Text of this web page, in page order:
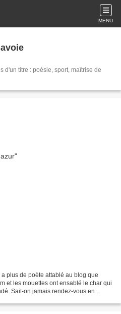
MENU
d'un titre : poésie, sport, maîtrise de
a plus de poète attablé au blog que
et les mouettes ont ensablé le char qui
Sait-on jamais rendez-vous en